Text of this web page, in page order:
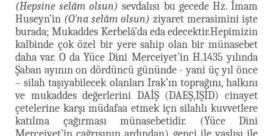
(Hepsine selâm olsun) sevdalısı bu gecede Hz. İmam
Huseyn’in (O'na selâm olsun) ziyaret merasimini işte
burada; Mukaddes Kerbelâ’da eda edecektir.Hepimizin
kalbinde çok özel bir yere sahip olan bir münasebet
daha var. O da Yüce Dini Merceiyet’in H.1435 yılında
Şaban ayının on dördüncü gününde - yani üç yıl önce
– silah taşıyabilecek olanları Irak’ın toprağını, halkını
ve mukaddes değerlerini DAİŞ (DAEŞ,IŞİD) cinayet
çetelerine karşı müdafaa etmek içn silahlı kuvvetlere
katılma çağırması münasebetidir. (Yüce Dini